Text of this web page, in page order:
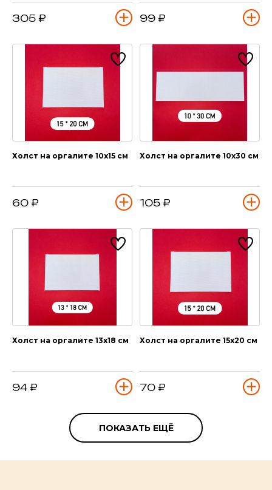
305 ₽ 99 ₽
Холст на оргалите 10х15 см
60 ₽
Холст на оргалите 10х30 см
105 ₽
Холст на оргалите 13х18 см
94 ₽
Холст на оргалите 15х20 см
70 ₽
ПОКАЗАТЬ ЕЩЁ